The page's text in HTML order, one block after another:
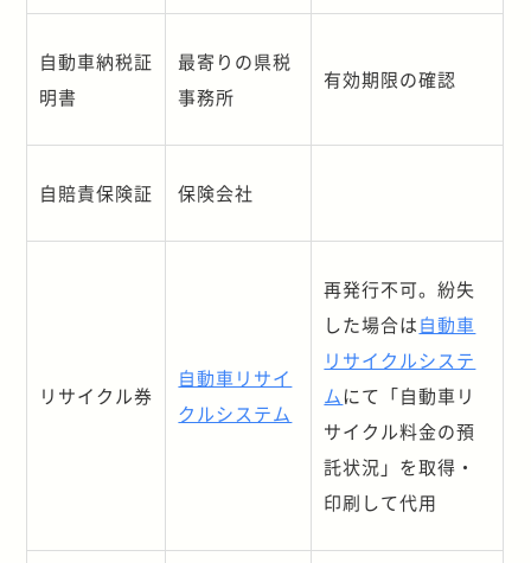
自動車納税証
明書
最寄りの県税
事務所
有効期限の確認
自賠責保険証 保険会社
リサイクル券
自動車リサイ
クルシステム
再発行不可。紛失
した場合は自動車
リサイクルシステ
ムにて 「自動車リ
サイクル料金の預
託状況 」を取得・
印刷して代用